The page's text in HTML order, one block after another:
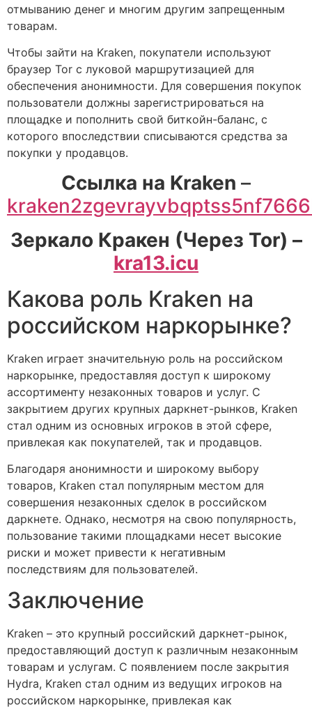
отмыванию денег и многим другим запрещенным
товарам.
Чтобы зайти на Kraken, покупатели используют
браузер Tor с луковой маршрутизацией для
обеспечения анонимности. Для совершения покупок
пользователи должны зарегистрироваться на
площадке и пополнить свой биткойн-баланс, с
которого впоследствии списываются средства за
покупки у продавцов.
Cсылка на Kraken –
Зеркало Кракен (Через Tor) –
kra13.icu
Какова роль Kraken на
российском наркорынке?
Kraken играет значительную роль на российском
наркорынке, предоставляя доступ к широкому
ассортименту незаконных товаров и услуг. С
закрытием других крупных даркнет-рынков, Kraken
стал одним из основных игроков в этой сфере,
привлекая как покупателей, так и продавцов.
Благодаря анонимности и широкому выбору
товаров, Kraken стал популярным местом для
совершения незаконных сделок в российском
даркнете. Однако, несмотря на свою популярность,
пользование такими площадками несет высокие
риски и может привести к негативным
последствиям для пользователей.
Заключение
Kraken – это крупный российский даркнет-рынок,
предоставляющий доступ к различным незаконным
товарам и услугам. С появлением после закрытия
Hydra, Kraken стал одним из ведущих игроков на
российском наркорынке, привлекая как